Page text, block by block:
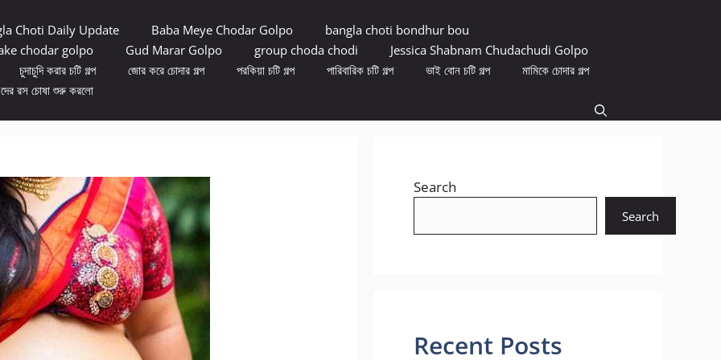
Choti Daily Update Baba Meye Chodar Golpo
bangla choti bondhur bou
chodar golpo Gud Marar Golpo group choda chodi
Jessica Shabnam Chudachudi Golpo
চুদাচুদি করার চটি গল্প জোর করে চোদার গল্প পরকিয়া চটি গল্প পারিবারিক চটি গল্প ভাই বোন চটি গল্প
মামিকে চোদার গল্প
রস চোষা শুরু করলো
Search
Search
Recent Posts